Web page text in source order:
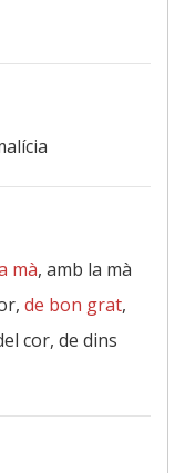
mà, amb la mà
de bon grat,
cor, de dins